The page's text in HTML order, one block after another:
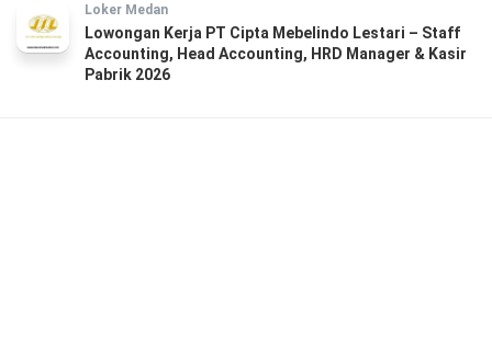
Loker Medan
Lowongan Kerja PT Cipta Mebelindo Lestari – Staff
Accounting, Head Accounting, HRD Manager & Kasir
Pabrik 2026